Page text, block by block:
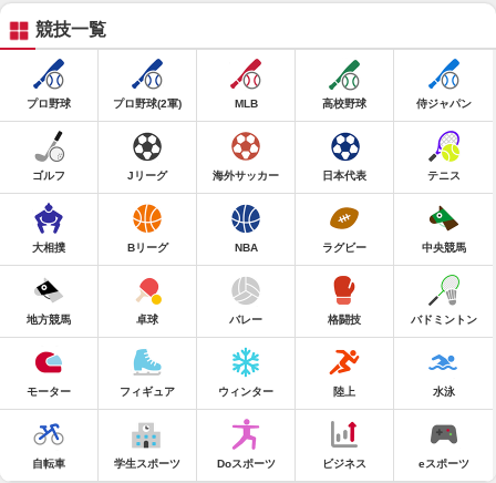
競技一覧
プロ野球 プロ野球(2軍) MLB 高校野球 侍ジャパン
ゴルフ Jリーグ 海外サッカー 日本代表 テニス
大相撲 Bリーグ NBA ラグビー 中央競馬
地方競馬 卓球 バレー 格闘技 バドミントン
モーター フィギュア ウィンター 陸上 水泳
自転車 学生スポーツ Doスポーツ ビジネス eスポーツ